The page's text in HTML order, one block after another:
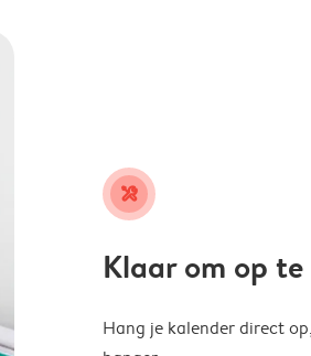
tools
Klaar om op
Hang je kalender direct